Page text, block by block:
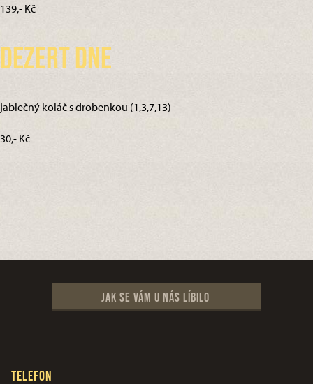
139,- Kč
Dezert dne
jablečný koláč s drobenkou (1,3,7,13)
30,- Kč
Jak se vám u nás líbilo
Telefon